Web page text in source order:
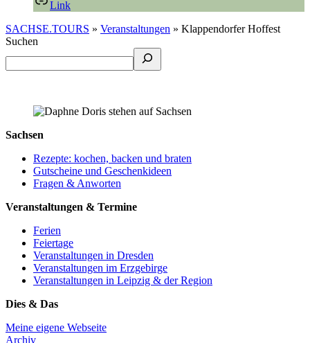
Link
SACHSE.TOURS » Veranstaltungen » Klappendorfer Hoffest
Suchen
Sachsen
Rezepte: kochen, backen und braten
Gutscheine und Geschenkideen
Fragen & Anworten
Veranstaltungen & Termine
Ferien
Feiertage
Veranstaltungen in Dresden
Veranstaltungen im Erzgebirge
Veranstaltungen in Leipzig & der Region
Dies & Das
Meine eigene Webseite
Archiv